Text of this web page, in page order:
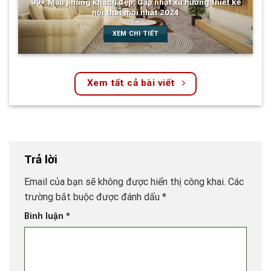
nội thất mới nhất 2024
XEM CHI TIẾT
Xem tất cả bài viết
Trả lời
Email của bạn sẽ không được hiển thị công khai. Các
trường bắt buộc được đánh dấu *
Bình luận *